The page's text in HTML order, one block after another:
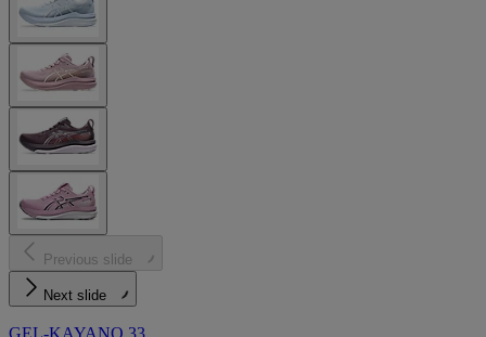
Previous slide
Next slide
GEL-KAYANO 33